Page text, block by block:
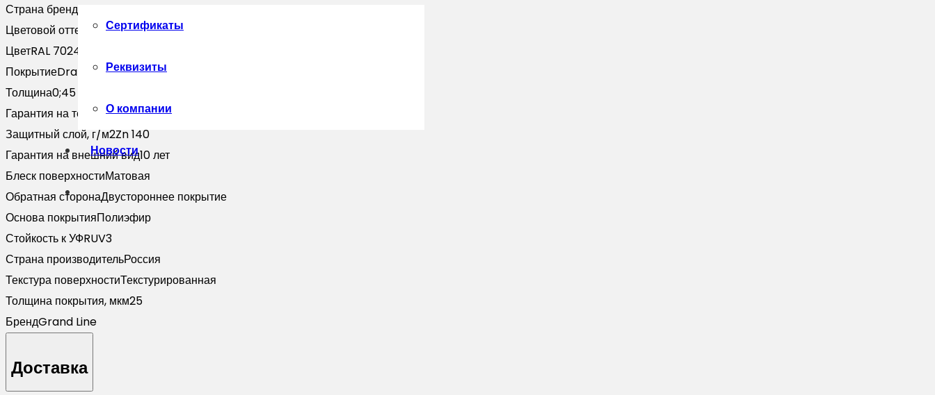
Сертификаты
Реквизиты
О компании
Новости
Страна бренда
Цветовой оттенок Серый
ЦветRAL 7024
ПокрытиеDrap-double TX
Толщина0;45
Гарантия на технические хара20 лет
Защитный слой, г/м2Zn 140
Гарантия на внешний вид10 лет
Блеск поверхностиМатовая
Обратная сторонаДвустороннее покрытие
Основа покрытияПолиэфир
Стойкость к УФRUV3
Страна производительРоссия
Текстура поверхностиТекстурированная
Толщина покрытия, мкм25
БрендGrand Line
Доставка